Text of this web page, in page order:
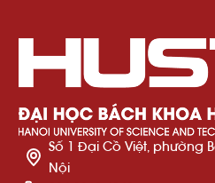
Số 1 Đại Cồ Việt, phường
Nội